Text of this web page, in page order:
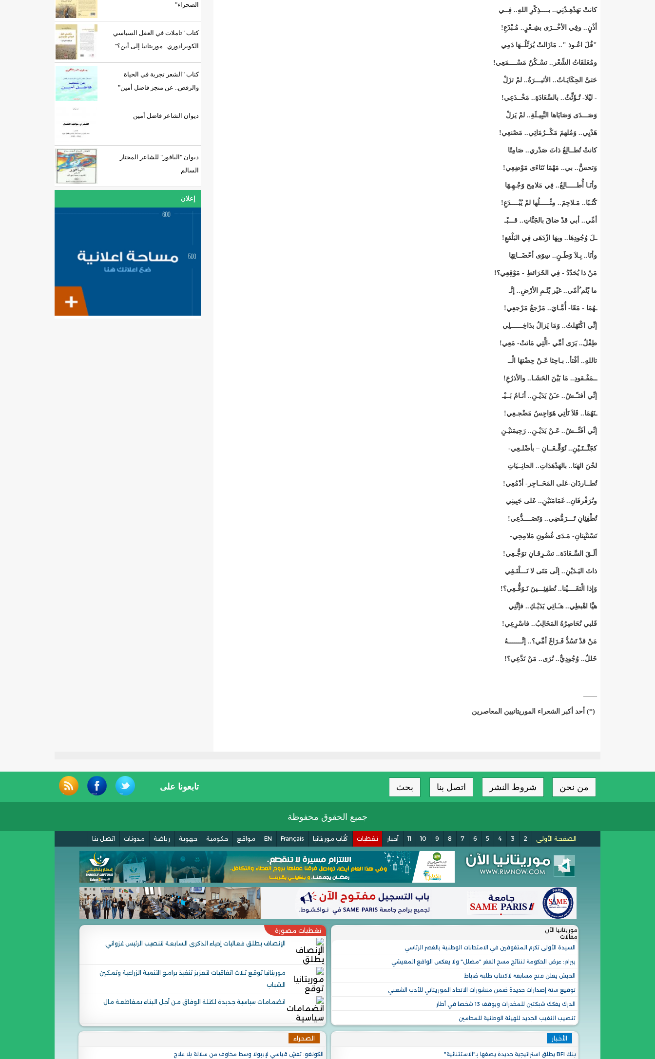
الصحراء"
كتاب "تاملات في العقل السياسي
الكوبرادوري.. موريتانيا إلى أين؟"
كتاب "الشعر تجربة في الحياة
والرفض.. عن منجز فاضل أمين"
ديوان الشاعر فاضل أمين
ديوان "البافور" للشاعر المختار
السالم
إعلان
كانتْ تهَدْهِـدْنِي.. بــــذِكْرِ اللهِ.. فِــي
أذْنٍ.. وفِي الأخْــرَى بشِـعْرٍ.. مُـبْدَعِ!
"قُلَ اعُـوذ ".. مَازَالتْ يُرَتِّلُــهَا دَمِي
ومُعَلقَاتُ الشِّعْر.. تسْـكُنُ مَسْــــمَعِي!
حَتىَّ الحِكَايَـاتُ.. الأثيـــرَةُ.. لمْ تزَلْ
- ليْلا- تُـؤَثِّثُ.. بالسَّعَادَةِ.. مَخْــدَعِي!
وَصَـــدَى وَصَايَاها النَّبِيـلَةِ.. لمْ يَزلْ
هَدْيِي.. وَمُلهمَ مَكْــرُمَاتِي.. مَصْنعِي!
كانتْ تُطــالِعُ ذاتَ صَدْري.. صَامِتًا
وَتحسُّ.. بي.. مَهْمَا تَنَاءَى مَوْضِعِي!
وأنَـا أُطـــــالِعُ.. فِي مَلامِح وَجْـهِـهَا
كُتُـبًا.. مَـلاحِمَ.. مِثْـــــلُها لمْ يُبْــــدَعِ!
أمِّي.. أبي قدْ ضاقَ بالجَنَّاتِ.. قـــبْـ
ـلَ وُجُودِهَا.. وبِهَا ازْدَهَى فِي البَلْقعِ!
وأنَا.. بِـلاَ وَطَـنٍ.. سِوَى أحْضَــانِهَا
مَنْ ذا يُحَدّدُ - فِي الخَرَائطِ - مَوْقِعِي؟!
ما يُتْم ُأمّي.. غيْر يُتْـمِ الأرْضِ.. إنَّـ
ـهُمَا - مَعًا- أُمَّـايَ.. مَرْجعُ مَرْجعِي!
إنِّي اكْتَهَلتُ.. وَمَا يَزالُ بدَاخِــــــلِي
طِفْلٌ.. يَرَى أمِّي -الَّتِي مَاتتْ- مَعِي!
تاللهِ.. أفْتأ.. بـاحِثا عَـنْ حِضْنهَا الْــ
ــمَفْـقودِ.. مَا بَيْنَ الحَشَـا.. والأذرُعِ!
إنِّي أفتـّـشُ.. عـَنْ يَدَيْـنِ.. أنَـامُ بَــيْـ
ـنَهُمَا.. فَلاَ تَأتِي هَوَاجِسُ مَضْجـعِي!
إنِّي أفَتِّــشُ.. عَـنْ يَدَيْـنِ.. رَحِيمَتيْـنِ
كجَنَّــتَـيْنِ.. تُوَقِّـعَــانِ – بأضْلـعِي-
لحْنَ الهَنَا.. بالهَدْهَدَاتِ.. الحانِــيَاتِ
تُطــاردَان-عَلى المَحَــاجِر- أدْمُعِي!
وتُرَفْرفَانِ.. غَمَامَتَيْنِ.. عَلى جَبِينِي
تُطْفِئِانِ تَـــرَمُّضِي.. وَتَصَــــدُّعِي!
تَسْتنْبِتانِ- مَـدَى غُضُونِ مَلامِحِي-
ألَـقَ السَّـعَادَة.. تسْـرِقـانِ توَجُّـعِي!
ذاتَ اليَـدَيْنِ.. إلَى مَتَى لا نَـــلْتَـقِي
وَإذا الْتقَــــيْنا.. تُطفِئِـــينَ تَـوَقُّـعِي؟!
هيَّا اهْبطِي.. هـَـاتِي يَدَيْـكِ.. فإنَّنِي
قَلبي تُحَاصِرُهُ المَخَالِبُ.. فاسْرِعِي!
مَنْ قدْ تَسُدُّ فَـرَاغَ أمِّي؟.. إنَّـــــــهُ
خَللٌ.. وُجُودِيٌّ.. تُرَى.. مَنْ تَدَّعِي؟!
(*) أحد أكبر الشعراء الموريتانيين المعاصرين
من نحن شروط النشر اتصل بنا بحث تابعونا على
جميع الحقوق محفوظة